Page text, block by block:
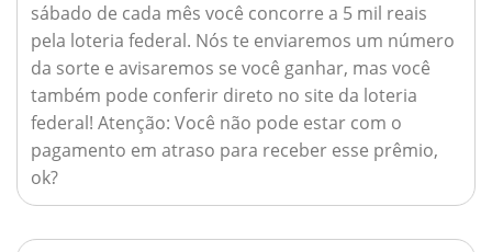
sábado de cada mês você concorre a 5 mil reais
pela loteria federal. Nós te enviaremos um número
da sorte e avisaremos se você ganhar, mas você
também pode conferir direto no site da loteria
federal! Atenção: Você não pode estar com o
pagamento em atraso para receber esse prêmio,
ok?